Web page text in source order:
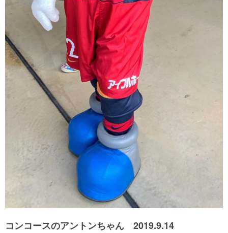
コンコースのアントンちゃん 2019.9.14